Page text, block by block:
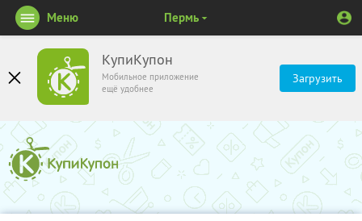
КупиКупон
Мобильное приложение
ещё удобнее
Загрузить
Меню Пермь